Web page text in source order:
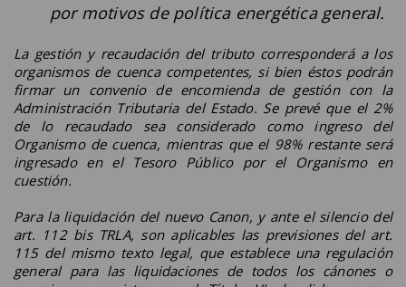
por motivos de política energética general.
La gestión y recaudación del tributo corresponderá a los
organismos de cuenca competentes, si bien éstos podrán
firmar un convenio de encomienda de gestión con la
Administración Tributaria del Estado. Se prevé que el 2%
de lo recaudado sea considerado como ingreso del
Organismo de cuenca, mientras que el 98% restante será
ingresado en el Tesoro Público por el Organismo en
cuestión.
Para la liquidación del nuevo Canon, y ante el silencio del
art. 112 bis TRLA, son aplicables las previsiones del art.
115 del mismo texto legal, que establece una regulación
general para las liquidaciones de todos los cánones o